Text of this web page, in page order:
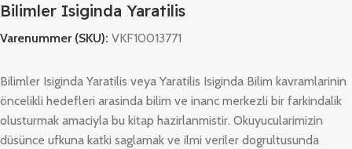
Bilimler Isiginda Yaratilis
Varenummer (SKU): VKF10013771
Bilimler Isiginda Yaratilis veya Yaratilis Isiginda Bilim kavramlarinin
öncelikli hedefleri arasinda bilim ve inanc merkezli bir farkindalik
olusturmak amaciyla bu kitap hazirlanmistir. Okuyucularimizin
düsünce ufkuna katki saglamak ve ilmi veriler dogrultusunda